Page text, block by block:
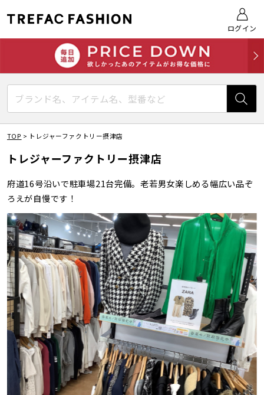
ログイン
TOP > トレジャーファクトリー摂津店
トレジャーファクトリー摂津店
府道16号沿いで駐車場21台完備。老若男女楽しめる幅広い品ぞ
ろえが自慢です！